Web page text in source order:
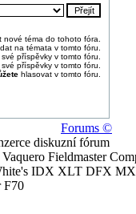
nové téma do tohoto fóra.
na témata v tomto fóru.
příspěvky v tomto fóru.
příspěvky v tomto fóru.
hlasovat v tomto fóru.
Forums ©
diskuzní fórum
Fieldmaster
IDX XLT DFX
F70